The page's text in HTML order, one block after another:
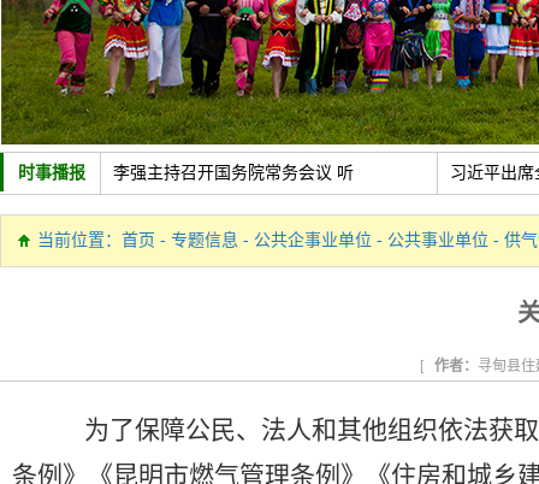
时事播报 李强主持召开国务院常务会议 听 习近平出
中共中央政治局召开会议 讨论拟 新疆维吾尔
当前位置： 首页 - 专题信息 - 公共企事业单位 - 公共事业单位 - 供
[ 作者： 寻甸县住
为了保障公民、法人和其他组织依法获
条例》《昆明市燃气管理条例》《住房和城乡